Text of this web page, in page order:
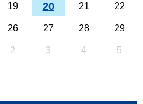
19 20 21 22
26 27 28 29
2 3 4 5